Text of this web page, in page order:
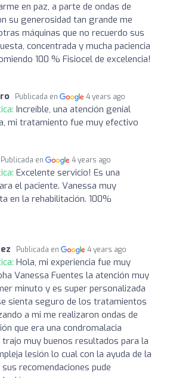
en paz, a parte de ondas de
su generosidad tan grande me
máquinas que no recuerdo sus
concentrada y mucha paciencia
100 % Fisiocel de excelencia!
Publicada en 4 years ago
Increíble, una atención genial
mi tratamiento fue muy efectivo
Publicada en 4 years ago
Excelente servicio! Es una
el paciente. Vanessa muy
en la rehabilitación. 100%
Publicada en 4 years ago
Hola, mi experiencia fue muy
Vanessa Fuentes la atención muy
minuto y es super personalizada
sienta seguro de los tratamientos
a mi me realizaron ondas de
que era una condromalacia
muy buenos resultados para la
lesión lo cual con la ayuda de la
recomendaciones pude